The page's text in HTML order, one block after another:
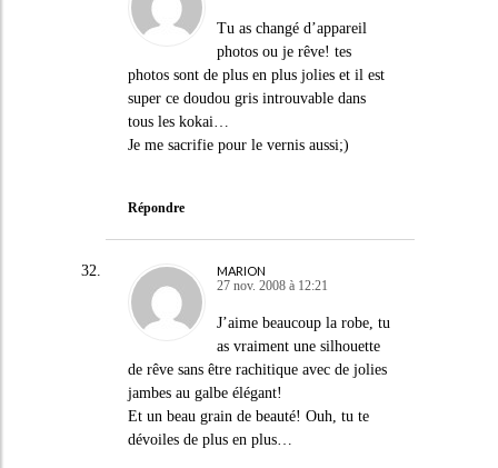
Tu as changé d’appareil
photos ou je rêve! tes
photos sont de plus en plus jolies et il est
super ce doudou gris introuvable dans
tous les kokai…
Je me sacrifie pour le vernis aussi;)
Répondre
MARION
27 nov. 2008 à 12:21
J’aime beaucoup la robe, tu
as vraiment une silhouette
de rêve sans être rachitique avec de jolies
jambes au galbe élégant!
Et un beau grain de beauté! Ouh, tu te
dévoiles de plus en plus…